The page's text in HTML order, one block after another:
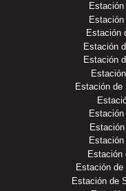
Estación
Estación
Estación
Estación de
Estación
Estación de
Estación de